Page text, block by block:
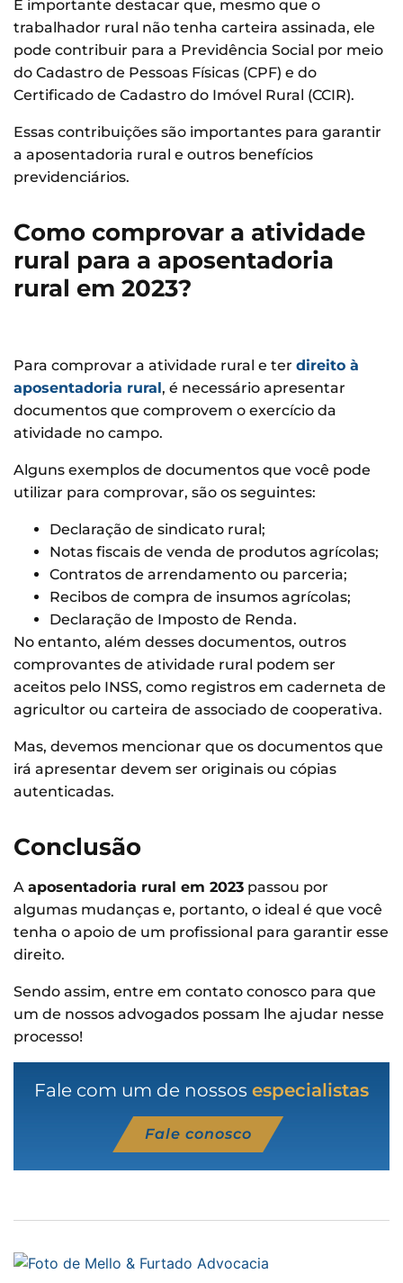
É importante destacar que, mesmo que o
trabalhador rural não tenha carteira assinada, ele
pode contribuir para a Previdência Social por meio
do Cadastro de Pessoas Físicas (CPF) e do
Certificado de Cadastro do Imóvel Rural (CCIR).
Essas contribuições são importantes para garantir
a aposentadoria rural e outros benefícios
previdenciários.
Como comprovar a atividade
rural para a aposentadoria
rural em 2023?
Para comprovar a atividade rural e ter direito à
aposentadoria rural, é necessário apresentar
documentos que comprovem o exercício da
atividade no campo.
Alguns exemplos de documentos que você pode
utilizar para comprovar, são os seguintes:
Declaração de sindicato rural;
Notas fiscais de venda de produtos agrícolas;
Contratos de arrendamento ou parceria;
Recibos de compra de insumos agrícolas;
Declaração de Imposto de Renda.
No entanto, além desses documentos, outros
comprovantes de atividade rural podem ser
aceitos pelo INSS, como registros em caderneta de
agricultor ou carteira de associado de cooperativa.
Mas, devemos mencionar que os documentos que
irá apresentar devem ser originais ou cópias
autenticadas.
Conclusão
A aposentadoria rural em 2023 passou por
algumas mudanças e, portanto, o ideal é que você
tenha o apoio de um profissional para garantir esse
direito.
Sendo assim, entre em contato conosco para que
um de nossos advogados possam lhe ajudar nesse
processo!
Fale com um de nossos especialistas
Fale conosco